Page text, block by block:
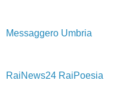
Messaggero Umbria
RaiNews24 RaiPoesia